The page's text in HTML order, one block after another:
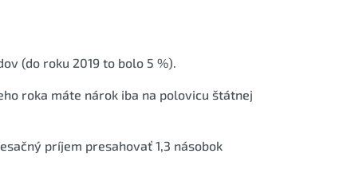
(do roku 2019 to bolo 5 %).
roka máte nárok iba na polovicu štátnej
príjem presahovať 1,3 násobok